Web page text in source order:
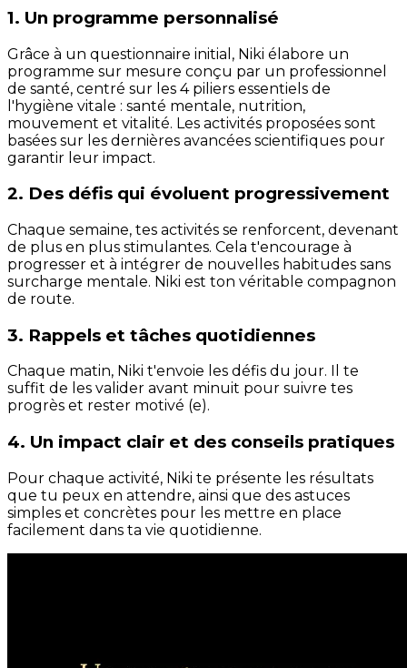
1. Un programme personnalisé
Grâce à un questionnaire initial, Niki élabore un
programme sur mesure conçu par un professionnel
de santé, centré sur les 4 piliers essentiels de
l'hygiène vitale : santé mentale, nutrition,
mouvement et vitalité. Les activités proposées sont
basées sur les dernières avancées scientifiques pour
garantir leur impact.
2. Des défis qui évoluent progressivement
Chaque semaine, tes activités se renforcent, devenant
de plus en plus stimulantes. Cela t'encourage à
progresser et à intégrer de nouvelles habitudes sans
surcharge mentale. Niki est ton véritable compagnon
de route.
3. Rappels et tâches quotidiennes
Chaque matin, Niki t'envoie les défis du jour. Il te
suffit de les valider avant minuit pour suivre tes
progrès et rester motivé (e).
4. Un impact clair et des conseils pratiques
Pour chaque activité, Niki te présente les résultats
que tu peux en attendre, ainsi que des astuces
simples et concrètes pour les mettre en place
facilement dans ta vie quotidienne.